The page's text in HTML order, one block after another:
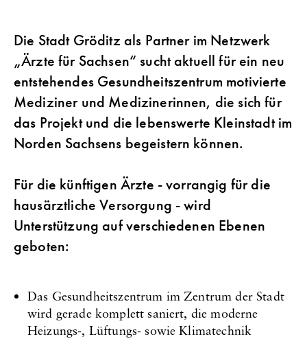
Die Stadt Gröditz als Partner im Netzwerk
„Ärzte für Sachsen“ sucht aktuell für ein neu
entstehendes Gesundheitszentrum motivierte
Mediziner und Medizinerinnen, die sich für
das Projekt und die lebenswerte Kleinstadt im
Norden Sachsens begeistern können.
Für die künftigen Ärzte - vorrangig für die
hausärztliche Versorgung - wird
Unterstützung auf verschiedenen Ebenen
geboten:
Das Gesundheitszentrum im Zentrum der Stadt
wird gerade komplett saniert, die moderne
Heizungs-, Lüftungs- sowie Klimatechnik